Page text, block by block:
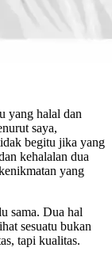
yang halal dan
saya,
begitu jika yang
kehalalan dua
yang
sama. Dua hal
sesuatu bukan
tapi kualitas.